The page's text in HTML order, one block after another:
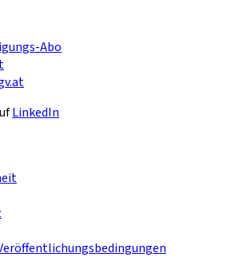
Abo
LinkedIn